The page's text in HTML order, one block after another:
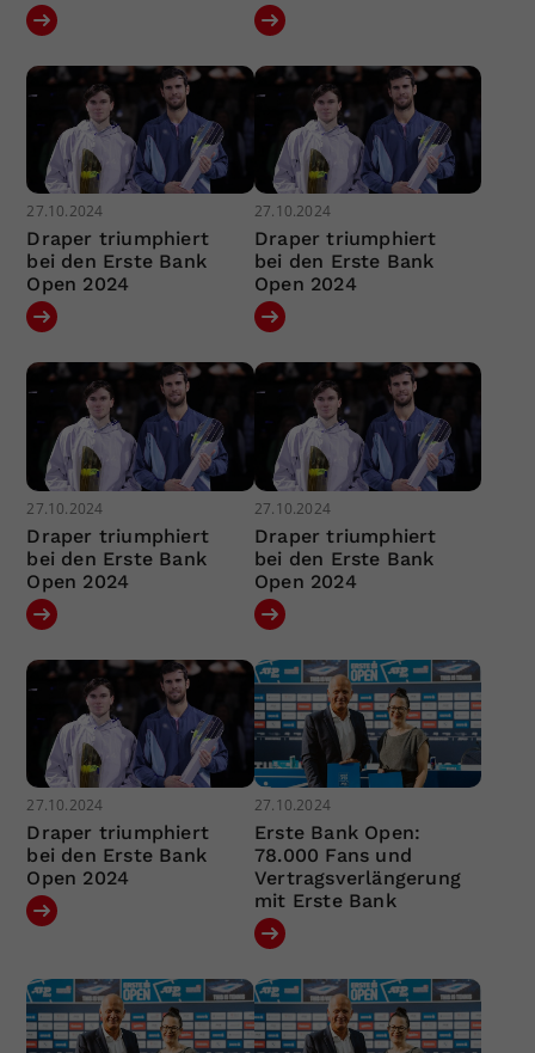
27.10.2024
Draper triumphiert
bei den Erste Bank
Open 2024
27.10.2024
Draper triumphiert
bei den Erste Bank
Open 2024
27.10.2024
Draper triumphiert
bei den Erste Bank
Open 2024
27.10.2024
Draper triumphiert
bei den Erste Bank
Open 2024
27.10.2024
Draper triumphiert
bei den Erste Bank
Open 2024
27.10.2024
Erste Bank Open:
78.000 Fans und
Vertragsverlängerung
mit Erste Bank